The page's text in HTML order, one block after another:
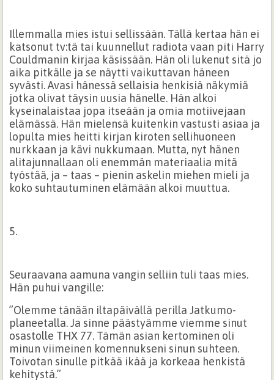
Illemmalla mies istui sellissään. Tällä kertaa hän ei
katsonut tv:tä tai kuunnellut radiota vaan piti Harry
Couldmanin kirjaa käsissään. Hän oli lukenut sitä jo
aika pitkälle ja se näytti vaikuttavan häneen
syvästi. Avasi hänessä sellaisia henkisiä näkymiä
jotka olivat täysin uusia hänelle. Hän alkoi
kyseinalaistaa jopa itseään ja omia motiivejaan
elämässä. Hän mielensä kuitenkin vastusti asiaa ja
lopulta mies heitti kirjan kiroten sellihuoneen
nurkkaan ja kävi nukkumaan. Mutta, nyt hänen
alitajunnallaan oli enemmän materiaalia mitä
työstää, ja – taas – pienin askelin miehen mieli ja
koko suhtautuminen elämään alkoi muuttua.
5.
Seuraavana aamuna vangin selliin tuli taas mies.
Hän puhui vangille:
”Olemme tänään iltapäivällä perilla Jatkumo-
planeetalla. Ja sinne päästyämme viemme sinut
osastolle THX 77. Tämän asian kertominen oli
minun viimeinen komennukseni sinun suhteen.
Toivotan sinulle pitkää ikää ja korkeaa henkistä
kehitystä.”